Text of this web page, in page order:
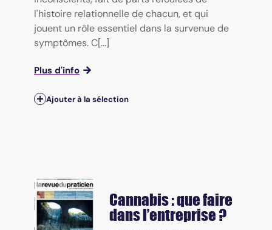
l'histoire relationnelle de chacun, et qui
jouent un rôle essentiel dans la survenue de
symptômes. C[...]
Plus d'info
Ajouter à la sélection
Cannabis : que faire
dans l’entreprise ?